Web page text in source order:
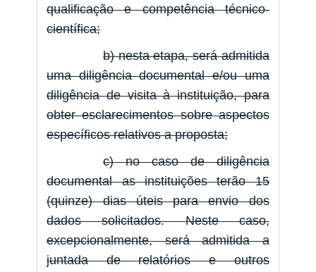
qualificação e competência técnico-
científica;
b) nesta etapa, será admitida
uma diligência documental e/ou uma
diligência de visita à instituição, para
obter esclarecimentos sobre aspectos
específicos relativos a proposta;
c) no caso de diligência
documental as instituições terão 15
(quinze) dias úteis para envio dos
dados solicitados. Neste caso,
excepcionalmente, será admitida a
juntada de relatórios e outros